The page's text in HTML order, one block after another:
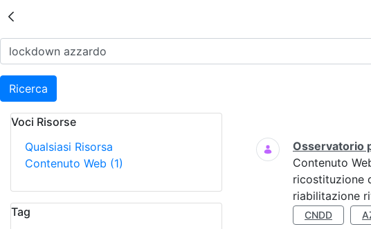
Risultati della Ricerca - Archivio
Ricerca
Voci Risorse
Qualsiasi Risorsa
Contenuto Web (1)
Tag
Ricerca
Osservatorio
Contenuto
ricostituzione
riabilitazione
CNDD